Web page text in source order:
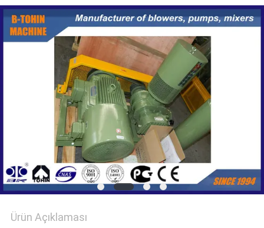
COMPANY
NEWS
HARITASI
PRIVACY
POLICY
Ürün Açıklaması